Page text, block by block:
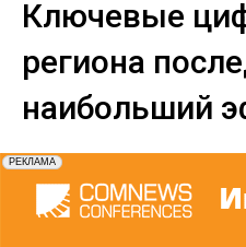
Ключевые
региона
наибольший